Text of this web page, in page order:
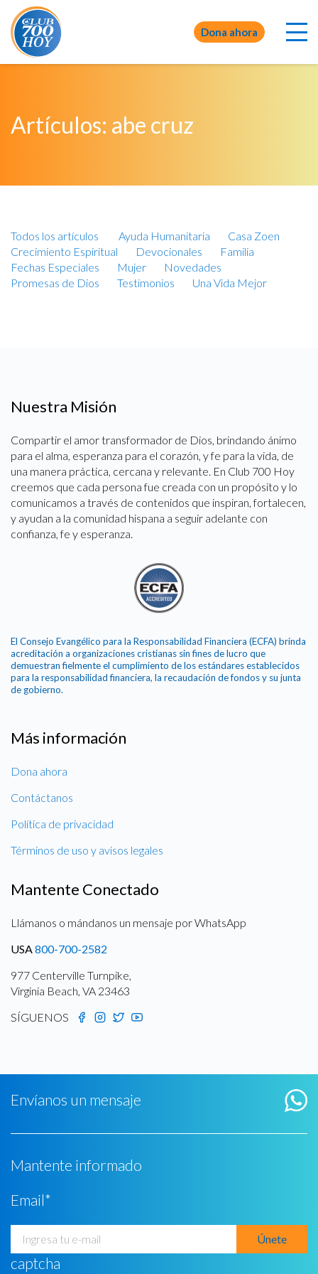
Dona ahora
Artículos: abe cruz
Todos los artículos Ayuda Humanitaria
Casa Zoen
Crecimiento Espiritual
Devocionales
Familia
Fechas Especiales
Mujer
Novedades
Promesas de Dios
Testimonios Una Vida Mejor
Nuestra Misión
Compartir el amor transformador de Dios, brindando ánimo
para el alma, esperanza para el corazón, y fe para la vida, de
una manera práctica, cercana y relevante. En Club 700 Hoy
creemos que cada persona fue creada con un propósito y lo
comunicamos a través de contenidos que inspiran, fortalecen,
y ayudan a la comunidad hispana a seguir adelante con
confianza, fe y esperanza.
El Consejo Evangélico para la Responsabilidad Financiera (ECFA) brinda
acreditación a organizaciones cristianas sin fines de lucro que
demuestran fielmente el cumplimiento de los estándares establecidos
para la responsabilidad financiera, la recaudación de fondos y su junta
de gobierno.
Más información
Dona ahora
Contáctanos
Política de privacidad
Términos de uso y avisos legales
Mantente Conectado
Llámanos o mándanos un mensaje por WhatsApp
USA800-700-2582
977 Centerville Turnpike,
Virginia Beach, VA 23463
SÍGUENOS
Envíanos un mensaje
Mantente informado
Email*
captcha